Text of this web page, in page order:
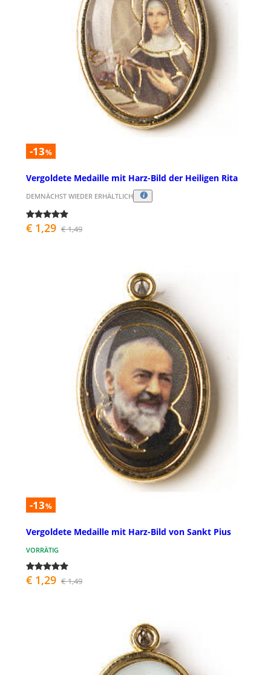
-13%
Vergoldete Medaille mit Harz-Bild der Heiligen Rita
DEMNÄCHST WIEDER ERHÄLTLICH
€ 1,29 € 1,49
-13%
Vergoldete Medaille mit Harz-Bild von Sankt Pius
VORRÄTIG
€ 1,29 € 1,49